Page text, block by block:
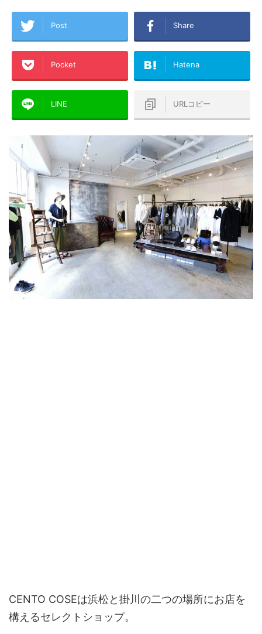
Post Share
Pocket Hatena
LINE URLコピー
CENTO COSEは浜松と掛川の二つの場所にお店を
構えるセレクトショップ。